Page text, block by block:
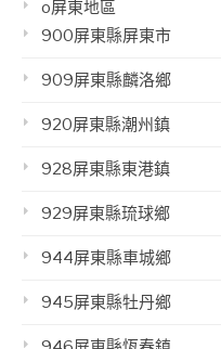
o屏東地區
900屏東縣屏東市
909屏東縣麟洛鄉
920屏東縣潮州鎮
928屏東縣東港鎮
929屏東縣琉球鄉
944屏東縣車城鄉
945屏東縣牡丹鄉